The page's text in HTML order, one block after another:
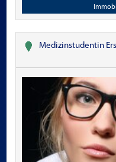
Medizinstudentin